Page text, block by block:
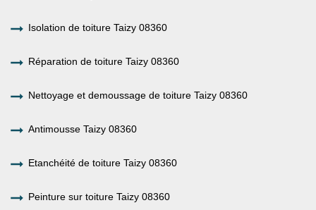
Isolation de toiture Taizy 08360
Réparation de toiture Taizy 08360
Nettoyage et demoussage de toiture Taizy 08360
Antimousse Taizy 08360
Etanchéité de toiture Taizy 08360
Peinture sur toiture Taizy 08360